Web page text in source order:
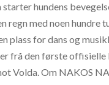
hundens
regn med noen
plass for dans og
frå den første
Volda. Om NAKOS